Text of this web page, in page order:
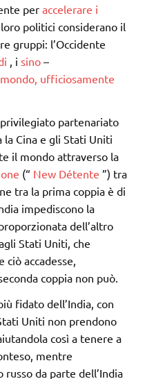
per accelerare i
loro politici considerano il
gruppi: l’Occidente
, i sino –
ufficiosamente
partenariato
Cina e gli Stati Uniti
il mondo attraverso la
(“ New Détente ”) tra
tra la prima coppia è di
impediscono la
dell’altro
Stati Uniti, che
accadesse,
coppia non può.
fidato dell’India, con
Uniti non prendono
così a tenere a
mentre
russo da parte dell’India